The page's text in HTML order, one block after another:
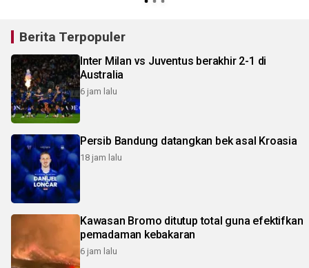
Berita Terpopuler
Inter Milan vs Juventus berakhir 2-1 di
Australia
6 jam lalu
Persib Bandung datangkan bek asal Kroasia
18 jam lalu
Kawasan Bromo ditutup total guna efektifkan
pemadaman kebakaran
6 jam lalu